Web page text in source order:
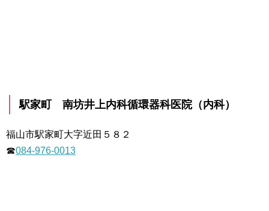
駅家町 南坊井上内科循環器科医院（内科）
福山市駅家町大字近田５８２
☎084-976-0013